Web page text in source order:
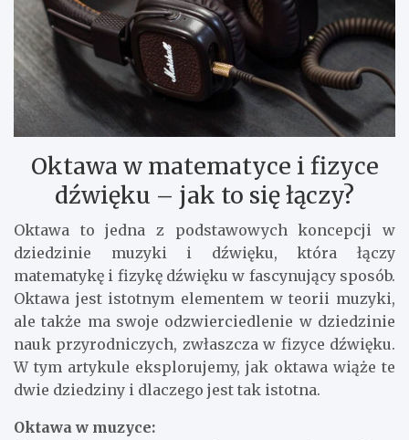
Oktawa w matematyce i fizyce
dźwięku – jak to się łączy?
Oktawa to jedna z podstawowych koncepcji w
dziedzinie muzyki i dźwięku, która łączy
matematykę i fizykę dźwięku w fascynujący sposób.
Oktawa jest istotnym elementem w teorii muzyki,
ale także ma swoje odzwierciedlenie w dziedzinie
nauk przyrodniczych, zwłaszcza w fizyce dźwięku.
W tym artykule eksplorujemy, jak oktawa wiąże te
dwie dziedziny i dlaczego jest tak istotna.
Oktawa w muzyce: